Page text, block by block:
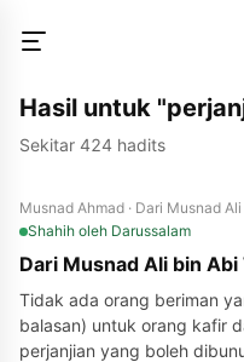
Hasil untuk
Sekitar 424 hadits
Musnad Ahmad · Dari Musnad
Shahih oleh Darussalam
Dari Musnad Ali bin Abi
Tidak ada orang beriman
balasan) untuk orang kafir
perjanjian yang boleh